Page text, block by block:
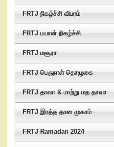
FRTJ நிகழ்ச்சி விபரம்
FRTJ பயான் நிகழ்ச்சி
FRTJ மசூரா
FRTJ பெருநாள் தொழுகை
FRTJ தாவா & மாற்று மத தாவா
FRTJ இரத்த தான முகாம்
FRTJ Ramadan 2024